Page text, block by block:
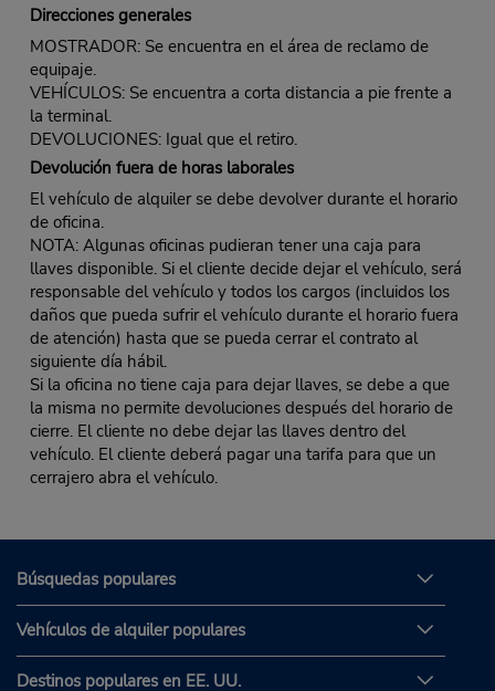
Direcciones generales
MOSTRADOR: Se encuentra en el área de reclamo de
equipaje.
VEHÍCULOS: Se encuentra a corta distancia a pie frente a
la terminal.
DEVOLUCIONES: Igual que el retiro.
Devolución fuera de horas laborales
El vehículo de alquiler se debe devolver durante el horario
de oficina.
NOTA: Algunas oficinas pudieran tener una caja para
llaves disponible. Si el cliente decide dejar el vehículo, será
responsable del vehículo y todos los cargos (incluidos los
daños que pueda sufrir el vehículo durante el horario fuera
de atención) hasta que se pueda cerrar el contrato al
siguiente día hábil.
Si la oficina no tiene caja para dejar llaves, se debe a que
la misma no permite devoluciones después del horario de
cierre. El cliente no debe dejar las llaves dentro del
vehículo. El cliente deberá pagar una tarifa para que un
cerrajero abra el vehículo.
Búsquedas populares
Vehículos de alquiler populares
Destinos populares en EE. UU.